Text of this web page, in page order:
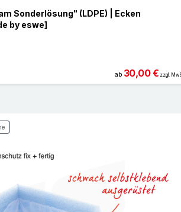
Sonderlösung" (LDPE) | Ecken
by eswe]
ab 30,00 € zzgl.